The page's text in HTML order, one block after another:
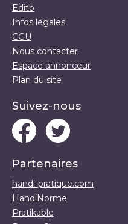
Edito
Infos légales
CGU
Nous contacter
Espace annonceur
Plan du site
Suivez-nous
Partenaires
handi-pratique.com
HandiNorme
Pratikable